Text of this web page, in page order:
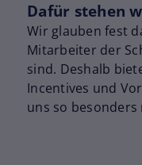
Dafür stehen
Wir glauben fest
Mitarbeiter der
sind. Deshalb
Incentives und
uns so besonders